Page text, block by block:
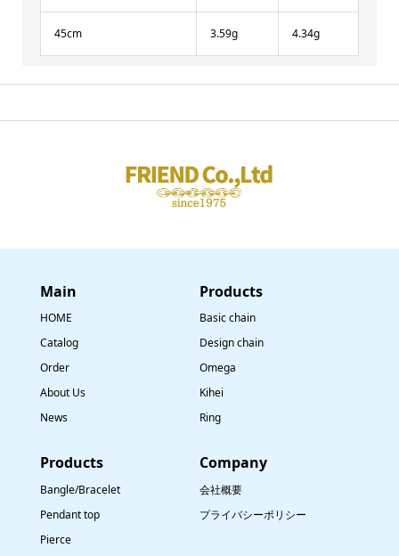
45cm 3.59g 4.34g
Main
HOME
Catalog
Order
About Us
News
​Products
Basic chain
Design chain
Omega
Kihei
Ring
​Products
Bangle/Bracelet
Pendant top
Pierce
Company
会社概要
プライバシーポリシー